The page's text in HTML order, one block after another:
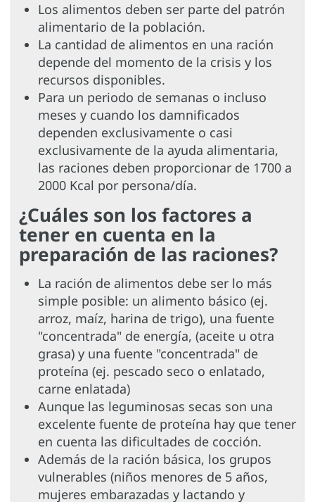
Los alimentos deben ser parte del patrón
alimentario de la población.
La cantidad de alimentos en una ración
depende del momento de la crisis y los
recursos disponibles.
Para un periodo de semanas o incluso
meses y cuando los damnificados
dependen exclusivamente o casi
exclusivamente de la ayuda alimentaria,
las raciones deben proporcionar de 1700 a
2000 Kcal por persona/día.
¿Cuáles son los factores a
tener en cuenta en la
preparación de las raciones?
La ración de alimentos debe ser lo más
simple posible: un alimento básico (ej.
arroz, maíz, harina de trigo), una fuente
"concentrada" de energía, (aceite u otra
grasa) y una fuente "concentrada" de
proteína (ej. pescado seco o enlatado,
carne enlatada)
Aunque las leguminosas secas son una
excelente fuente de proteína hay que tener
en cuenta las dificultades de cocción.
Además de la ración básica, los grupos
vulnerables (niños menores de 5 años,
mujeres embarazadas y lactando y